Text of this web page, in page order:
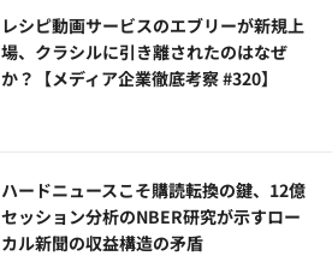
レシピ動画サービスのエブリーが新規上
場、クラシルに引き離されたのはなぜ
か？【メディア企業徹底考察 #320】
ハードニュースこそ購読転換の鍵、12億
セッション分析のNBER研究が示すロー
カル新聞の収益構造の矛盾